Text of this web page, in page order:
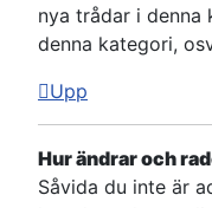
nya trådar i denna
denna kategori,
Upp
Hur ändrar och
Såvida du inte är